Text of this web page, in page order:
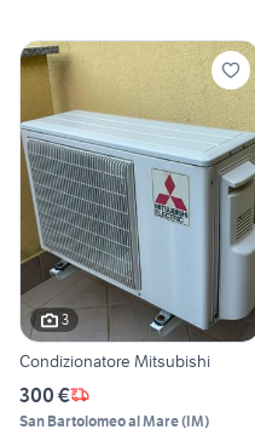
3
Condizionatore Mitsubishi
300 €
San Bartolomeo al Mare(IM)